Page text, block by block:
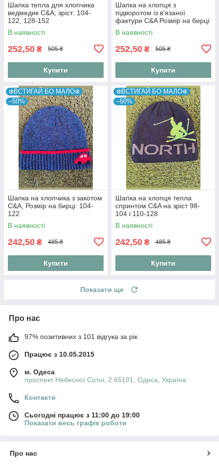
Шапка тепла для хлопчика
ведмедик C&A, зріст: 104-
122, 128-152
В наявності
252,50 ₴ 505 ₴
Купити
Шапка на хлопця з
підворотом із в'язаної
фактури C&A Розмір на бирці:
98-104
В наявності
252,50 ₴ 505 ₴
Купити
❄️ВСТИГАЙ БО МАЛО❄️
–50%
Шапка на хлопчика з закотом
C&A, Розмір на бирці: 104-
122
В наявності
242,50 ₴ 485 ₴
Купити
❄️ВСТИГАЙ БО МАЛО❄️
–50%
Шапка на хлопця тепла
спринтом C&A на зріст 98-
104 і 110-128
В наявності
242,50 ₴ 485 ₴
Купити
Показати ще
Про нас
97% позитивних з 101 відгука за рік
Працює з 10.05.2015
м. Одеса
проспект Небесної Сотні, 2 65101, Одеса, Україна
Контакти
Сьогодні працює з 11:00 до 19:00
Показати весь графік роботи
Про нас